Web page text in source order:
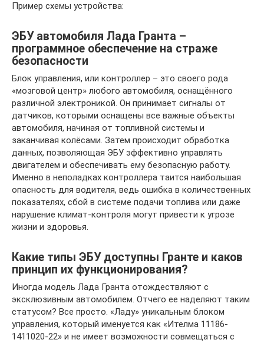
Пример схемы устройства:
ЭБУ автомобиля Лада Гранта –
программное обеспечение на страже
безопасности
Блок управления, или контроллер – это своего рода
«мозговой центр» любого автомобиля, оснащённого
различной электроникой. Он принимает сигналы от
датчиков, которыми оснащены все важные объекты
автомобиля, начиная от топливной системы и
заканчивая колёсами. Затем происходит обработка
данных, позволяющая ЭБУ эффективно управлять
двигателем и обеспечивать ему безопасную работу.
Именно в неполадках контроллера таится наибольшая
опасность для водителя, ведь ошибка в количественных
показателях, сбой в системе подачи топлива или даже
нарушение климат-контроля могут привести к угрозе
жизни и здоровья.
Какие типы ЭБУ доступны Гранте и каков
принцип их функционирования?
Иногда модель Лада Гранта отождествляют с
эксклюзивным автомобилем. Отчего ее наделяют таким
статусом? Все просто. «Ладу» уникальным блоком
управления, который именуется как «Ителма 11186-
1411020-22» и не имеет возможности совмещаться с